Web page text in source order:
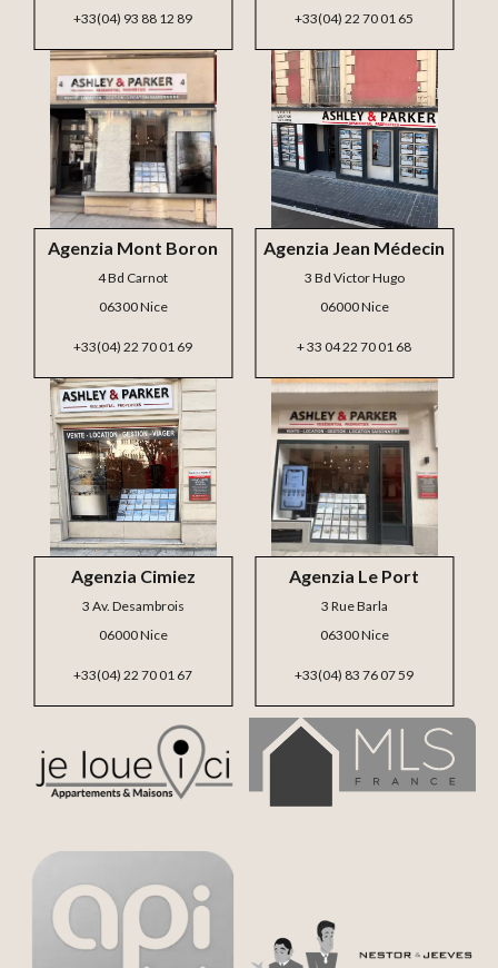
Agenzia Le Port
3 Rue Barla
06300 Nice
+33(04) 83 76 07 59
Agenzia Cimiez
3 Av. Desambrois
06000 Nice
+33(04) 22 70 01 67
Agenzia Jean Médecin
3 Bd Victor Hugo
06000 Nice
+ 33 04 22 70 01 68
+33(04) 93 88 12 89 +33(04) 22 70 01 65
Agenzia Mont Boron
4 Bd Carnot
06300 Nice
+33(04) 22 70 01 69